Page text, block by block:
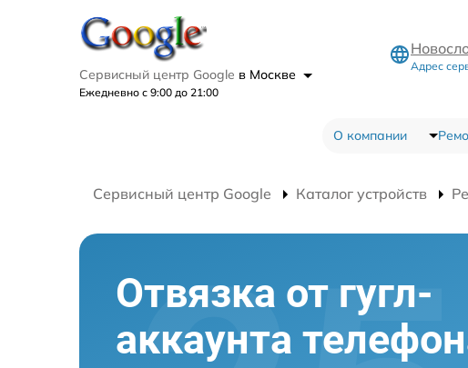
Сервисный центр Google в Москве
Ежедневно с 9:00 до 21:00
Адрес
О компании
Сервисный центр Google Каталог устройств
Отвязка от гугл-
аккаунта